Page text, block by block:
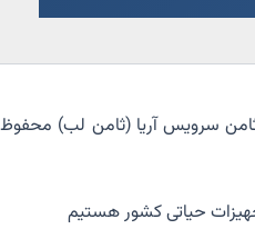
سرویس آریا (ثامن لب) محفوظ
حیاتی کشور هستیم